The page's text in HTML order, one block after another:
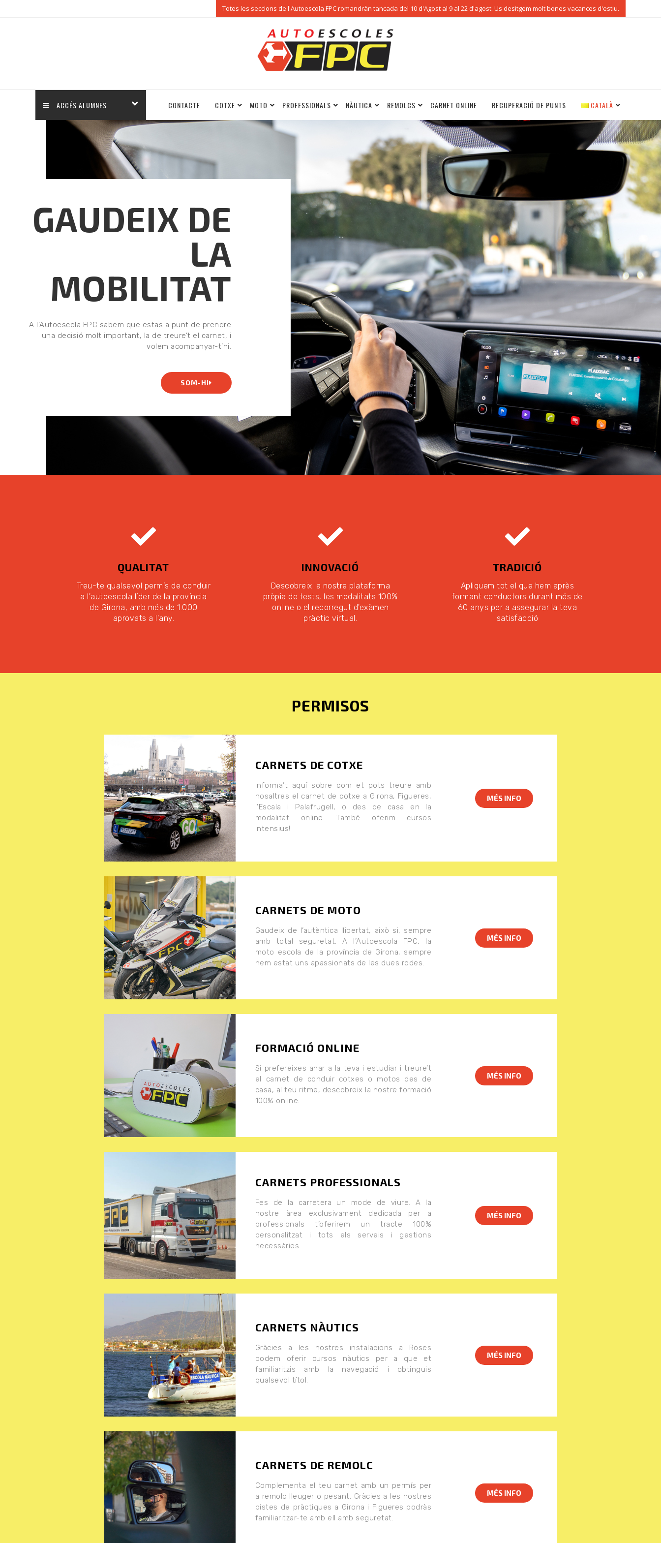
Totes les seccions de l'Autoescola FPC romandràn tancada del 10 d'Agost al 9 al 22 d'agost. Us desitgem molt bones vacances d'estiu.
ACCÉS ALUMNES CONTACTE COTXE MOTO PROFESSIONALS NÀUTICA REMOLCS CARNET ONLINE RECUPERACIÓ DE PUNTS CATALÀ
GAUDEIX DE
LA
MOBILITAT
A l’Autoescola FPC sabem que estas a punt de prendre
una decisió molt important, la de treure’t el carnet, i
volem acompanyar-t’hi.
SOM-HI
QUALITAT
Treu-te qualsevol permís de conduir
a l'autoescola líder de la província
de Girona, amb més de 1.000
aprovats a l'any.
INNOVACIÓ
Descobreix la nostre plataforma
pròpia de tests, les modalitats 100%
online o el recorregut d'exàmen
pràctic virtual.
TRADICIÓ
Apliquem tot el que hem après
formant conductors durant més de
60 anys per a assegurar la teva
satisfacció
PERMISOS
CARNETS DE COTXE
Informa’t aquí sobre com et pots treure amb
nosaltres el carnet de cotxe a Girona, Figueres,
l’Escala i Palafrugell, o des de casa en la
modalitat online. També oferim cursos
intensius!
MÉS INFO
CARNETS DE MOTO
Gaudeix de l’autèntica llibertat, això si, sempre
amb total seguretat. A l’Autoescola FPC, la
moto escola de la província de Girona, sempre
hem estat uns apassionats de les dues rodes.
MÉS INFO
FORMACIÓ ONLINE
Si prefereixes anar a la teva i estudiar i treure’t
el carnet de conduir cotxes o motos des de
casa, al teu ritme, descobreix la nostre formació
100% online.
MÉS INFO
CARNETS PROFESSIONALS
Fes de la carretera un mode de viure. A la
nostre àrea exclusivament dedicada per a
professionals t’oferirem un tracte 100%
personalitzat i tots els serveis i gestions
necessàries.
MÉS INFO
CARNETS NÀUTICS
Gràcies a les nostres instalacions a Roses
podem oferir cursos nàutics per a que et
familiaritzis amb la navegació i obtinguis
qualsevol títol.
MÉS INFO
CARNETS DE REMOLC
Complementa el teu carnet amb un permís per
a remolc lleuger o pesant. Gràcies a les nostres
pistes de pràctiques a Girona i Figueres podràs
familiaritzar-te amb ell amb seguretat.
MÉS INFO